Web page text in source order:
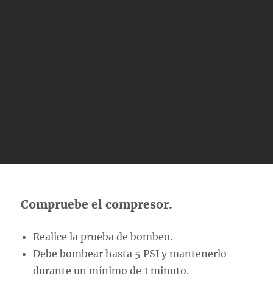
Compruebe el compresor.
Realice la prueba de bombeo.
Debe bombear hasta 5 PSI y mantenerlo
durante un mínimo de 1 minuto.